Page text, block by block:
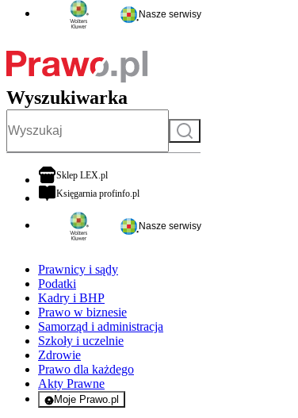
Nasze serwisy
Wyszukiwarka
Szukaj
Sklep LEX.plotwiera się w nowej karcie
Księgarnia profinfo.plotwiera się w nowej karcie
Nasze serwisy
Prawnicy i sądy
Podatki
Kadry i BHP
Prawo w biznesie
Samorząd i administracja
Szkoły i uczelnie
Zdrowie
Prawo dla każdego
Akty Prawne
Moje Prawo.pl
- rejestracja i logowanie do serwisu